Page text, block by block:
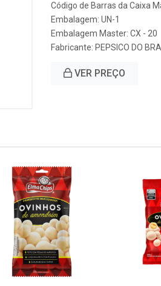
Código de Barras da Caixa
Embalagem: UN-1
Embalagem Master: CX - 20
Fabricante: PEPSICO DO
VER PREÇO